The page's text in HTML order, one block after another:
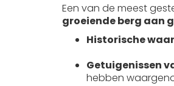
Een van de meest
groeiende berg aan
Historische
Getuigenissen
hebben